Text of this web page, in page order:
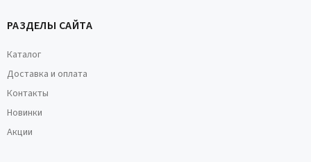
РАЗДЕЛЫ САЙТА
Каталог
Доставка и оплата
Контакты
Новинки
Акции